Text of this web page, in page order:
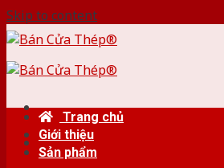
Skip to content
Trang chủ
Giới thiệu
Sản phẩm